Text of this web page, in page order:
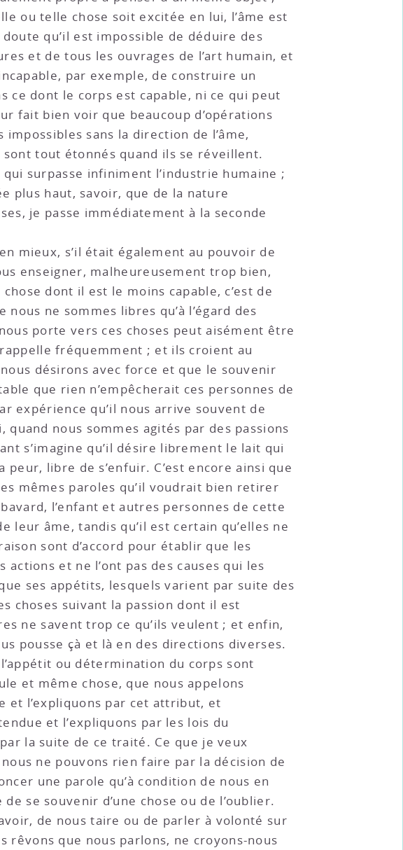
ou telle chose soit excitée en lui, l’âme est
qu’il est impossible de déduire des
et de tous les ouvrages de l’art humain, et
par exemple, de construire un
ce dont le corps est capable, ni ce qui peut
fait bien voir que beaucoup d’opérations
sans la direction de l’âme,
tout étonnés quand ils se réveillent.
surpasse infiniment l’industrie humaine ;
plus haut, savoir, que de la nature
je passe immédiatement à la seconde
mieux, s’il était également au pouvoir de
enseigner, malheureusement trop bien,
dont il est le moins capable, c’est de
ne sommes libres qu’à l’égard des
porte vers ces choses peut aisément être
fréquemment ; et ils croient au
désirons avec force et que le souvenir
que rien n’empêcherait ces personnes de
expérience qu’il nous arrive souvent de
nous sommes agités par des passions
s’imagine qu’il désire librement le lait qui
libre de s’enfuir. C’est encore ainsi que
mêmes paroles qu’il voudrait bien retirer
l’enfant et autres personnes de cette
leur âme, tandis qu’il est certain qu’elles ne
sont d’accord pour établir que les
actions et ne l’ont pas des causes qui les
ses appétits, lesquels varient par suite des
choses suivant la passion dont il est
ne savent trop ce qu’ils veulent ; et enfin,
pousse çà et là en des directions diverses.
ou détermination du corps sont
et même chose, que nous appelons
et l’expliquons par cet attribut, et
et l’expliquons par les lois du
la suite de ce traité. Ce que je veux
ne pouvons rien faire par la décision de
une parole qu’à condition de nous en
se souvenir d’une chose ou de l’oublier.
de nous taire ou de parler à volonté sur
rêvons que nous parlons, ne croyons-nous